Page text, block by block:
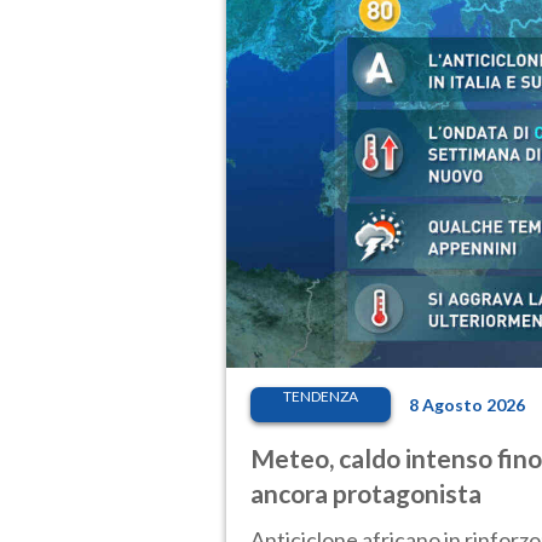
TENDENZA 8 Agosto 2026
Meteo, caldo intenso
ancora protagonista